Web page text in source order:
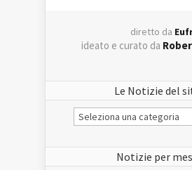
diretto da
ideato e curato da
Le Notizie del
Le
Notizie
Notizie per